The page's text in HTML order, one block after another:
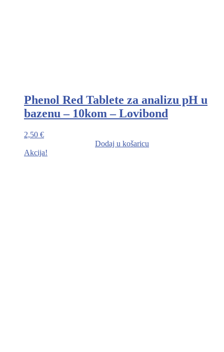
Phenol Red Tablete za analizu pH u
bazenu – 10kom – Lovibond
2,50 €
Dodaj u košaricu
Akcija!